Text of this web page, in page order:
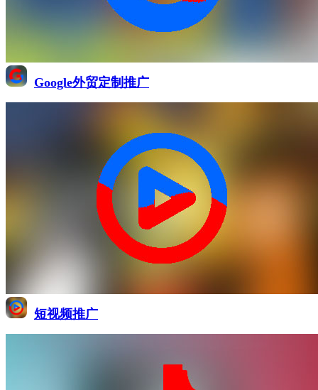
Google外贸定制推广
短视频推广